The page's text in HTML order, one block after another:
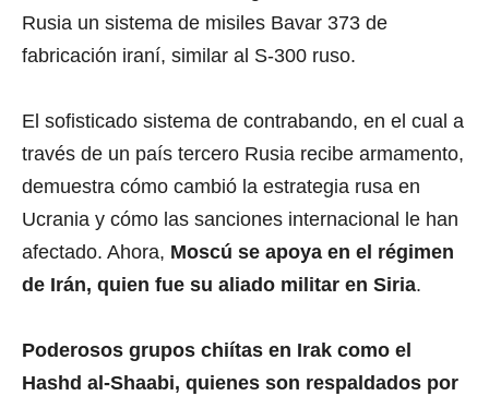
Rusia un sistema de misiles Bavar 373 de
fabricación iraní, similar al S-300 ruso.
El sofisticado sistema de contrabando, en el cual a
través de un país tercero Rusia recibe armamento,
demuestra cómo cambió la estrategia rusa en
Ucrania y cómo las sanciones internacional le han
afectado. Ahora, Moscú se apoya en el régimen
de Irán, quien fue su aliado militar en Siria.
Poderosos grupos chiítas en Irak como el
Hashd al-Shaabi, quienes son respaldados por